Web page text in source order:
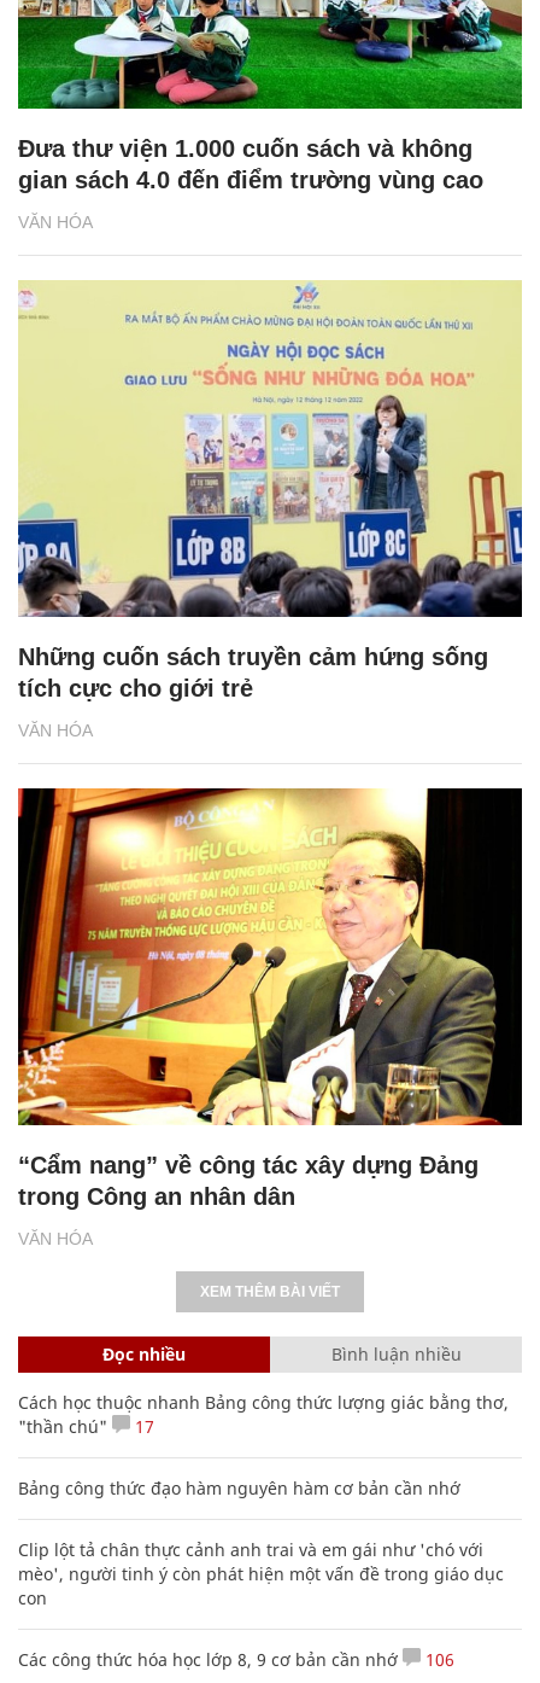
VĂN HÓA
Đưa thư viện 1.000 cuốn sách và không
gian sách 4.0 đến điểm trường vùng cao
VĂN HÓA
Những cuốn sách truyền cảm hứng sống
tích cực cho giới trẻ
VĂN HÓA
“Cẩm nang” về công tác xây dựng Đảng
trong Công an nhân dân
XEM THÊM BÀI VIẾT
Đọc nhiều Bình luận nhiều
Cách học thuộc nhanh Bảng công thức lượng giác bằng thơ,
"thần chú"
17
Bảng công thức đạo hàm nguyên hàm cơ bản cần nhớ
Clip lột tả chân thực cảnh anh trai và em gái như 'chó với
mèo', người tinh ý còn phát hiện một vấn đề trong giáo dục
con
Các công thức hóa học lớp 8, 9 cơ bản cần nhớ 106